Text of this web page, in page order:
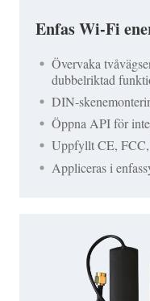
Enfas Wi-Fi
Övervaka
dubbelriktad
DIN-
Öppna API för
Uppfyllt CE,
Appliceras i